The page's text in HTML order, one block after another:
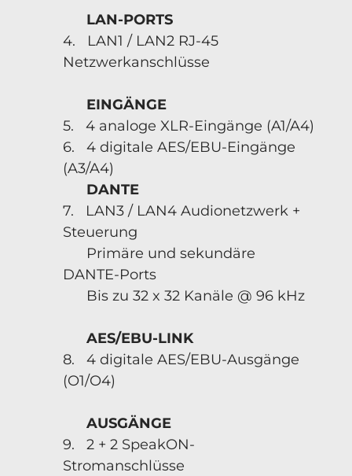
LAN-PORTS
4. LAN1 / LAN2 RJ-45
Netzwerkanschlüsse
EINGÄNGE
5. 4 analoge XLR-Eingänge (A1/A4)
6. 4 digitale AES/EBU-Eingänge
(A3/A4)
DANTE
7. LAN3 / LAN4 Audionetzwerk +
Steuerung
Primäre und sekundäre
DANTE-Ports
Bis zu 32 x 32 Kanäle @ 96 kHz
AES/EBU-LINK
8. 4 digitale AES/EBU-Ausgänge
(O1/O4)
AUSGÄNGE
9. 2 + 2 SpeakON-
Stromanschlüsse